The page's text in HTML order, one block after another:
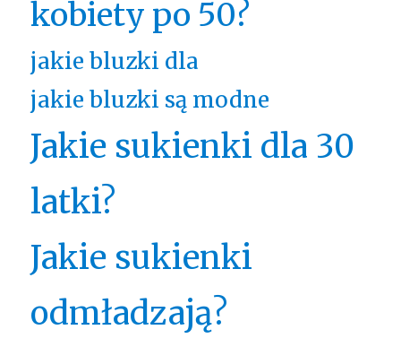
kobiety po 50?
jakie bluzki dla
jakie bluzki są modne
Jakie sukienki dla 30
latki?
Jakie sukienki
odmładzają?